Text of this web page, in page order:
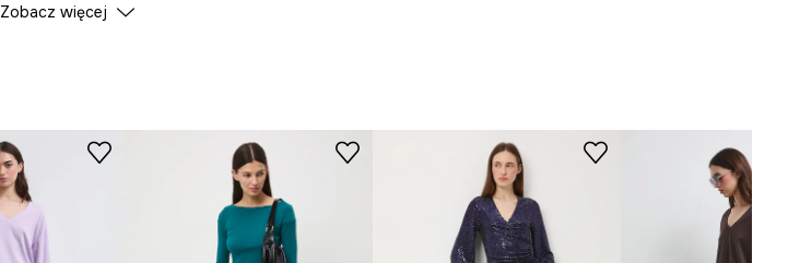
Krój: regular fit
Zobacz więcej